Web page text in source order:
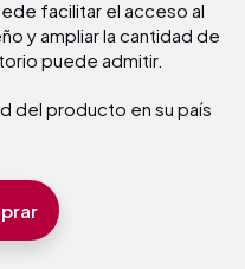
facilitar el acceso al
y ampliar la cantidad de
puede admitir.
del producto en su país